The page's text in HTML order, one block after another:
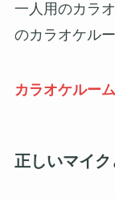
一人用のカラ
のカラオケル
カラオケルー
正しいマイ